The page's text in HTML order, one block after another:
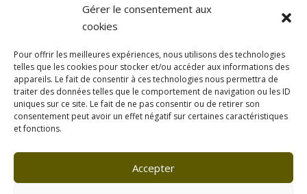
Gérer le consentement aux
cookies
Pour offrir les meilleures expériences, nous utilisons des technologies
telles que les cookies pour stocker et/ou accéder aux informations des
appareils. Le fait de consentir à ces technologies nous permettra de
traiter des données telles que le comportement de navigation ou les ID
uniques sur ce site. Le fait de ne pas consentir ou de retirer son
consentement peut avoir un effet négatif sur certaines caractéristiques
et fonctions.
Accepter
Bienvenue dans l'univers Florac, où chaque détail
compte pour des expériences exceptionnelles.
Politique des cookies